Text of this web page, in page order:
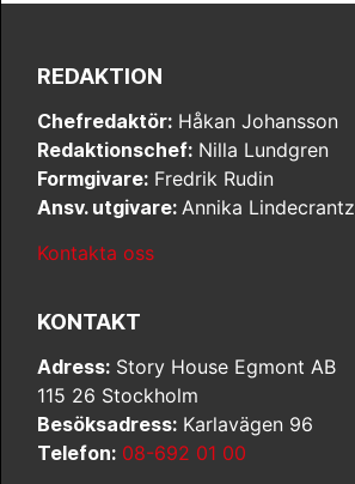
REDAKTION
Chefredaktör: Håkan Johansson
Redaktionschef: Nilla Lundgren
Formgivare: Fredrik Rudin
Ansv. utgivare: Annika Lindecrantz
Kontakta oss
KONTAKT
Adress: Story House Egmont AB
115 26 Stockholm
Besöksadress: Karlavägen 96
Telefon: 08-692 01 00